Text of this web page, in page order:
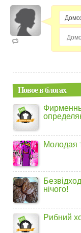
Новое в блогах
Молодая
нічого!
Рибний